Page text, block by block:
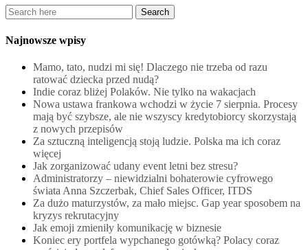
Najnowsze wpisy
Mamo, tato, nudzi mi się! Dlaczego nie trzeba od razu
ratować dziecka przed nudą?
Indie coraz bliżej Polaków. Nie tylko na wakacjach
Nowa ustawa frankowa wchodzi w życie 7 sierpnia. Procesy
mają być szybsze, ale nie wszyscy kredytobiorcy skorzystają
z nowych przepisów
Za sztuczną inteligencją stoją ludzie. Polska ma ich coraz
więcej
Jak zorganizować udany event letni bez stresu?
Administratorzy – niewidzialni bohaterowie cyfrowego
świata Anna Szczerbak, Chief Sales Officer, ITDS
Za dużo maturzystów, za mało miejsc. Gap year sposobem na
kryzys rekrutacyjny
Jak emoji zmieniły komunikację w biznesie
Koniec ery portfela wypchanego gotówką? Polacy coraz